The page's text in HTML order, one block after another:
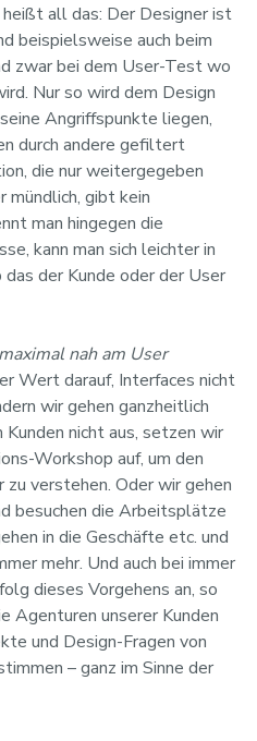
all das: Der Designer ist
beispielsweise auch beim
zwar bei dem User-Test wo
Nur so wird dem Design
Angriffspunkte liegen,
durch andere gefiltert
die nur weitergegeben
mündlich, gibt kein
man hingegen die
kann man sich leichter in
der Kunde oder der User
nah am User
Wert darauf, Interfaces nicht
wir gehen ganzheitlich
nicht aus, setzen wir
Workshop auf, um den
zu verstehen. Oder wir gehen
besuchen die Arbeitsplätze
in die Geschäfte etc. und
mehr. Und auch bei immer
dieses Vorgehens an, so
Agenturen unserer Kunden
und Design-Fragen von
– ganz im Sinne der